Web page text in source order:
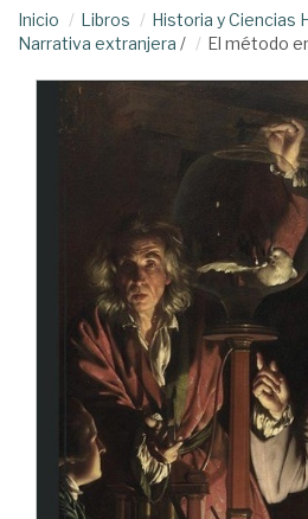
Inicio Libros Historia y Ciencias
Narrativa extranjera / El método